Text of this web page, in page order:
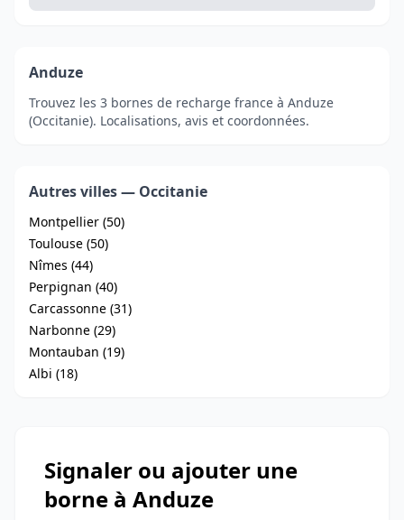
Anduze
Trouvez les 3 bornes de recharge france à Anduze
(Occitanie). Localisations, avis et coordonnées.
Autres villes — Occitanie
Montpellier (50)
Toulouse (50)
Nîmes (44)
Perpignan (40)
Carcassonne (31)
Narbonne (29)
Montauban (19)
Albi (18)
Signaler ou ajouter une
borne à Anduze